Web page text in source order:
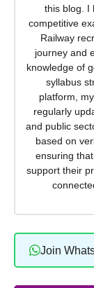
this blog. I
competitive
Railway
journey and
knowledge of
syllabus
platform,
regularly
and public
based on
ensuring
support their
Join